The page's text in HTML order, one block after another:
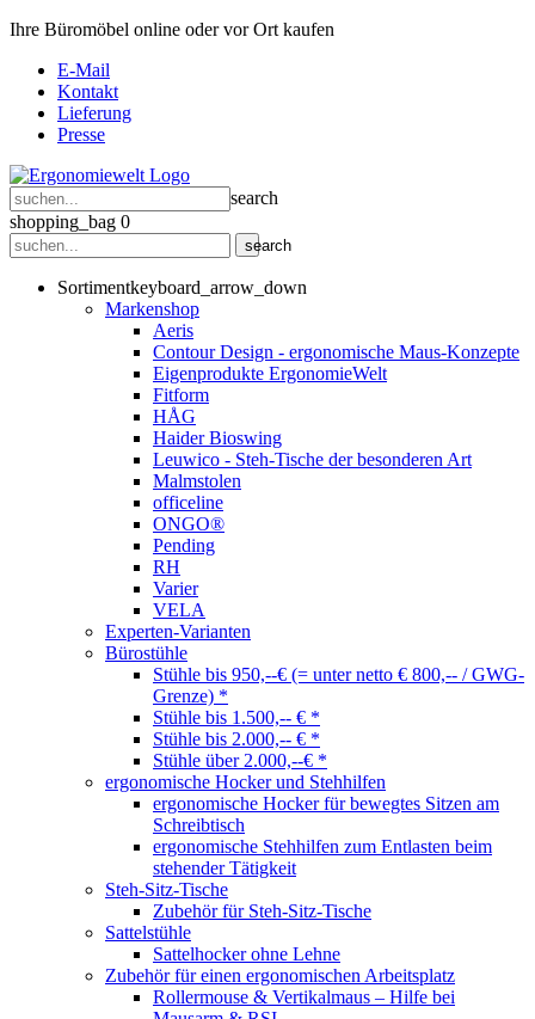
Ihre Büromöbel online oder vor Ort kaufen
E-Mail
Kontakt
Lieferung
Presse
search
shopping_bag 0
search
Sortimentkeyboard_arrow_down
Markenshop
Aeris
Contour Design - ergonomische Maus-Konzepte
Eigenprodukte ErgonomieWelt
Fitform
HÅG
Haider Bioswing
Leuwico - Steh-Tische der besonderen Art
Malmstolen
officeline
ONGO®
Pending
RH
Varier
VELA
Experten-Varianten
Bürostühle
Stühle bis 950,--€ (= unter netto € 800,-- / GWG-
Grenze) *
Stühle bis 1.500,-- € *
Stühle bis 2.000,-- € *
Stühle über 2.000,--€ *
ergonomische Hocker und Stehhilfen
ergonomische Hocker für bewegtes Sitzen am
Schreibtisch
ergonomische Stehhilfen zum Entlasten beim
stehender Tätigkeit
Steh-Sitz-Tische
Zubehör für Steh-Sitz-Tische
Sattelstühle
Sattelhocker ohne Lehne
Zubehör für einen ergonomischen Arbeitsplatz
Rollermouse & Vertikalmaus – Hilfe bei